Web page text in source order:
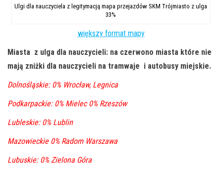
Ulgi dla nauczyciela z legitymacją mapa przejazdów SKM Trójmiasto z ulga
33%
większy format mapy
Miasta z ulga dla nauczycieli: na czerwono miasta które nie
mają zniżki dla nauczycieli na tramwaje i autobusy miejskie.
Dolnośląskie: 0% Wrocław, Legnica
Podkarpackie: 0% Mielec 0% Rzeszów
Lubleskie: 0% Lublin
Mazowieckie 0% Radom Warszawa
Lubuskie: 0% Zielona Góra